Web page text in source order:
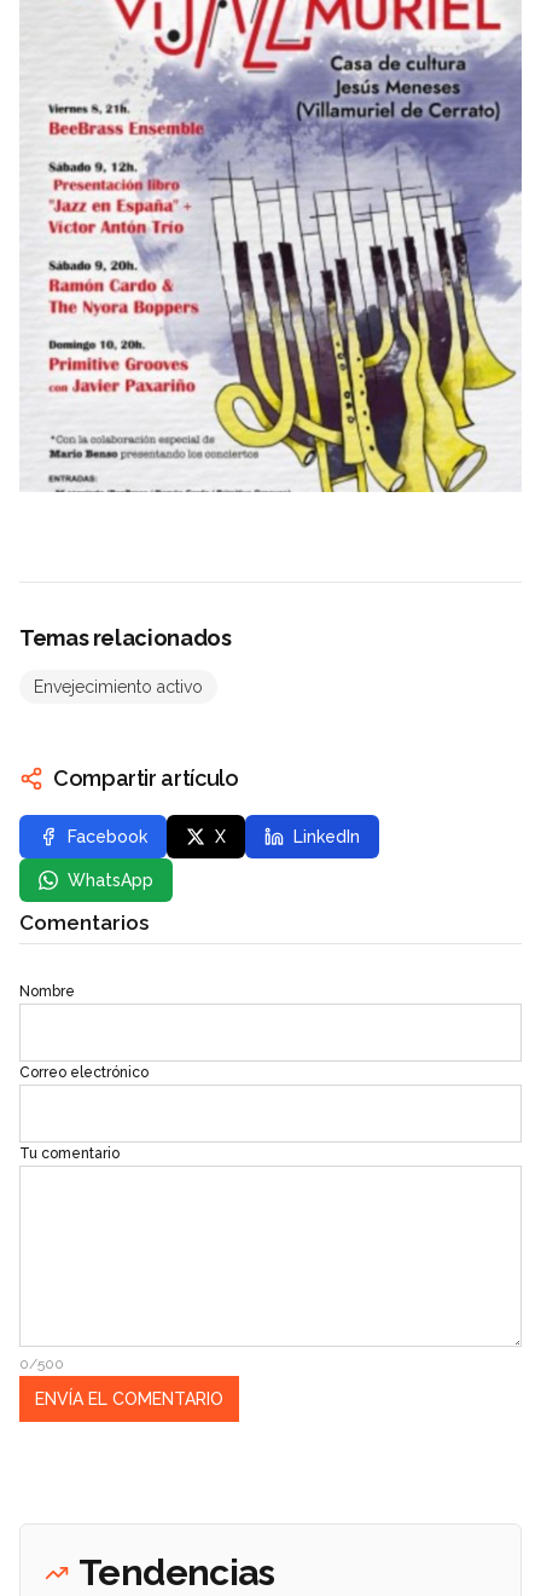
Temas relacionados
Envejecimiento activo
Compartir artículo
Facebook X LinkedIn
WhatsApp
Comentarios
Nombre
Correo electrónico
Tu comentario
0/500
Tendencias